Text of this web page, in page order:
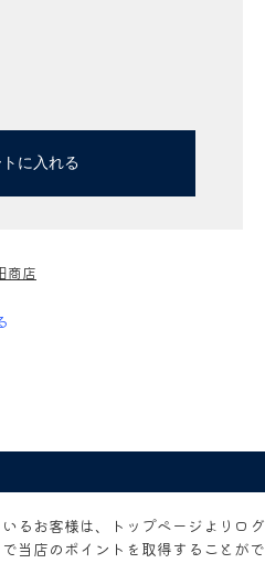
に入れる
商店
るお客様は、トップページよりログ
当店のポイントを取得することがで